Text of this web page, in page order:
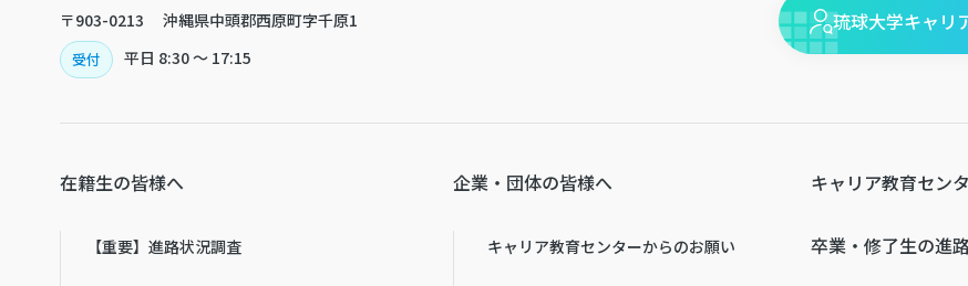
〒903-0213 沖縄県中頭郡西原町字千原1
受付 平日 8:30 〜 17:15
琉球大学キャリ
在籍生の皆様へ
【重要】進路状況調査
企業・団体の皆様へ
キャリア教育センターからのお願い
キャリア教育セン
卒業・修了生の進